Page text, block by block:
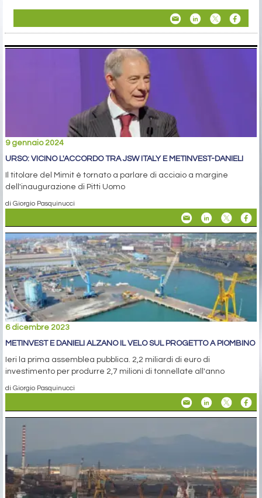
9 gennaio 2024
URSO: VICINO L'ACCORDO TRA JSW ITALY E METINVEST-DANIELI
Il titolare del Mimit è tornato a parlare di acciaio a margine
dell'inaugurazione di Pitti Uomo
di Giorgio Pasquinucci
6 dicembre 2023
METINVEST E DANIELI ALZANO IL VELO SUL PROGETTO A PIOMBINO
Ieri la prima assemblea pubblica. 2,2 miliardi di euro di
investimento per produrre 2,7 milioni di tonnellate all'anno
di Giorgio Pasquinucci